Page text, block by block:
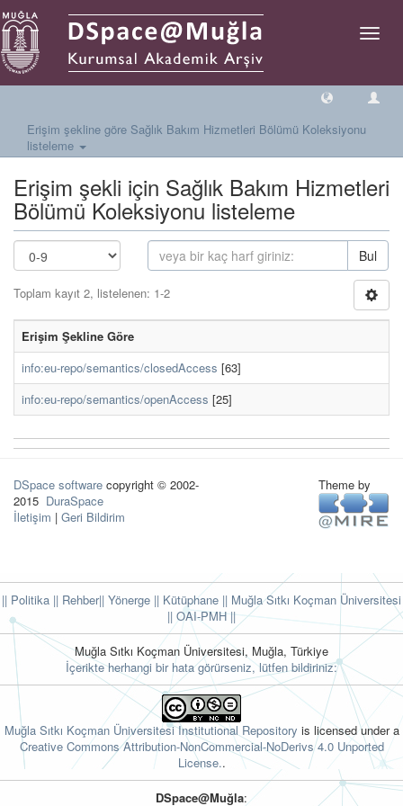
Geçiş
Erişim şekline göre Sağlık Bakım Hizmetleri Bölümü Koleksiyonu
listeleme
Erişim şekli için Sağlık Bakım Hizmetleri
Bölümü Koleksiyonu listeleme
Bul
Toplam kayıt 2, listelenen: 1-2
Erişim Şekline Göre
info:eu-repo/semantics/closedAccess [63]
info:eu-repo/semantics/openAccess [25]
DSpace software copyright © 2002-
2015 DuraSpace
İletişim | Geri Bildirim
Theme by
|| Politika || Rehber|| Yönerge || Kütüphane || Muğla Sıtkı Koçman Üniversitesi
|| OAI-PMH ||
Muğla Sıtkı Koçman Üniversitesi, Muğla, Türkiye
İçerikte herhangi bir hata görürseniz, lütfen bildiriniz:
Muğla Sıtkı Koçman Üniversitesi Institutional Repository is licensed under a
Creative Commons Attribution-NonCommercial-NoDerivs 4.0 Unported
License..
DSpace@Muğla: